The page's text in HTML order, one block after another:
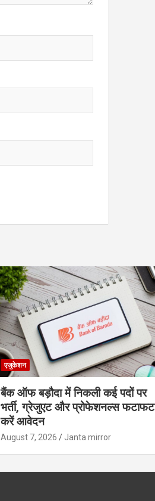
एजुकेशन
बैंक ऑफ बड़ौदा में निकली कई पदों पर
भर्ती, ग्रेजुएट और प्रोफेशनल्स फटाफट
करें आवेदन
August 7, 2026 Janta mirror